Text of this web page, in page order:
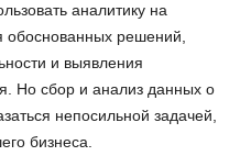
аналитику на
обоснованных решений,
и выявления
Но сбор и анализ данных о
непосильной задачей,
бизнеса.